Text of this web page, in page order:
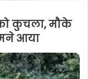
कुचला, मौके
आया